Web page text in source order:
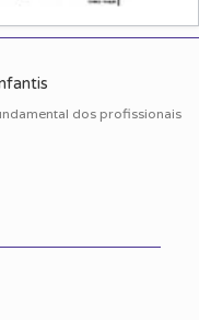
dos profissionais